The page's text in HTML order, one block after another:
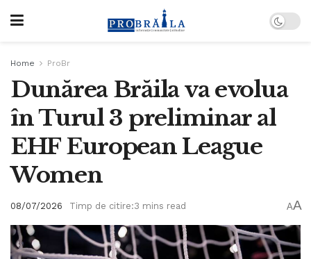
Home ProBr
Dunărea Brăila va evolua
în Turul 3 preliminar al
EHF European League
Women
08/07/2026 Timp de citire:3 mins read AA